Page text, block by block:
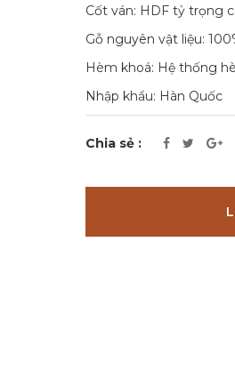
Cốt ván: HDF tỷ trọng
Gỗ nguyên vật liệu:
Hèm khoá: Hệ thống
Nhập khẩu: Hàn Quốc
Chia sẻ :